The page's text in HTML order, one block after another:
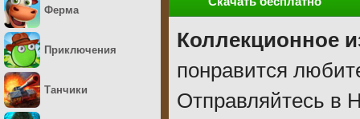
Коллекционное
понравится
Отправляйтесь в
Ферма
Приключения
Танчики